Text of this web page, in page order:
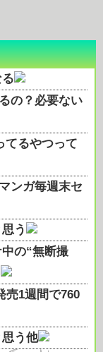
の？必要ない
てるやつって
ンガ毎週末セ
う
中の“無断撮
売1週間で760
う他